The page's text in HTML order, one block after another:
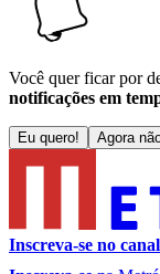
Você quer ficar por
notificações em
Eu quero! Agora
Inscreva-se no canal